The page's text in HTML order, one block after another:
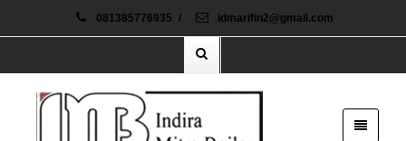
081385776935 / idmarifin2@gmail.com